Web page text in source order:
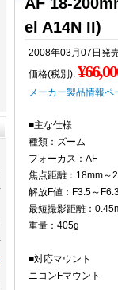
el A14N II)
2008年03月07日発
価格(税別):
メーカー製品情報ペ
■主な仕様
種類：ズーム
フォーカス：AF
焦点距離：18mm～
解放F値：F3.5～
最短撮影距離：
重量：405g
■対応マウント
ニコンFマウント